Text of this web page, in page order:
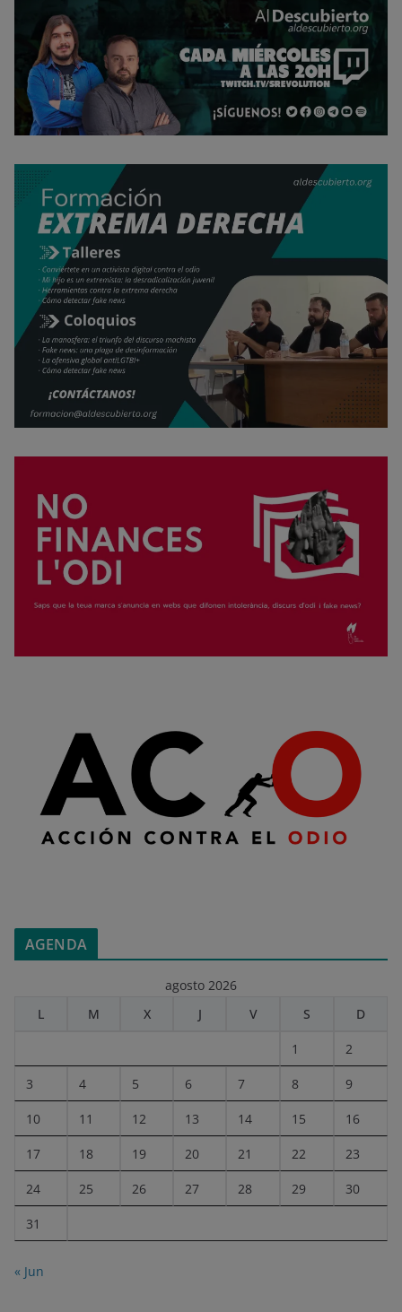
AGENDA
agosto 2026
L
M X J V S D
1 2
3 4 5 6 7 8 9
10 11 12 13 14 15 16
17 18 19 20 21 22 23
24 25 26 27 28 29 30
31
« Jun